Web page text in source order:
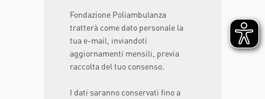
Fondazione Poliambulanza
tratterà come dato personale la
tua e-mail, inviandoti
aggiornamenti mensili, previa
raccolta del tuo consenso.
I dati saranno conservati fino a